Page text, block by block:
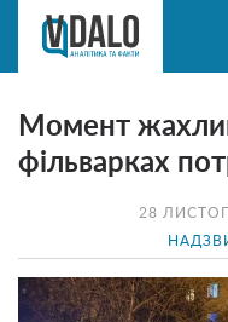
28
Момент
фільварках